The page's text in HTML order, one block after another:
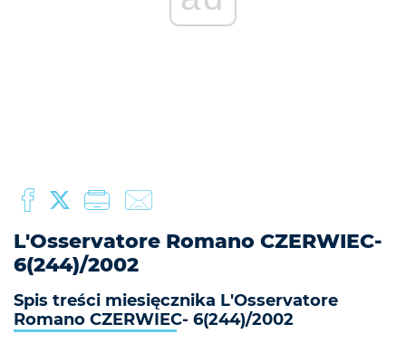
L'Osservatore Romano CZERWIEC-
6(244)/2002
Spis treści miesięcznika L'Osservatore
Romano CZERWIEC- 6(244)/2002